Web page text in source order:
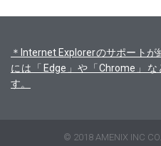
＊Internet Explorerのサポート
には「Edge」や「Chrome」
す。
© 2018 AMENIX INC